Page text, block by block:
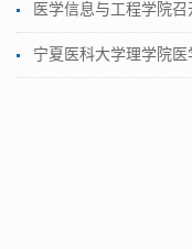
医学信息与工程学院
宁夏医科大学理学院